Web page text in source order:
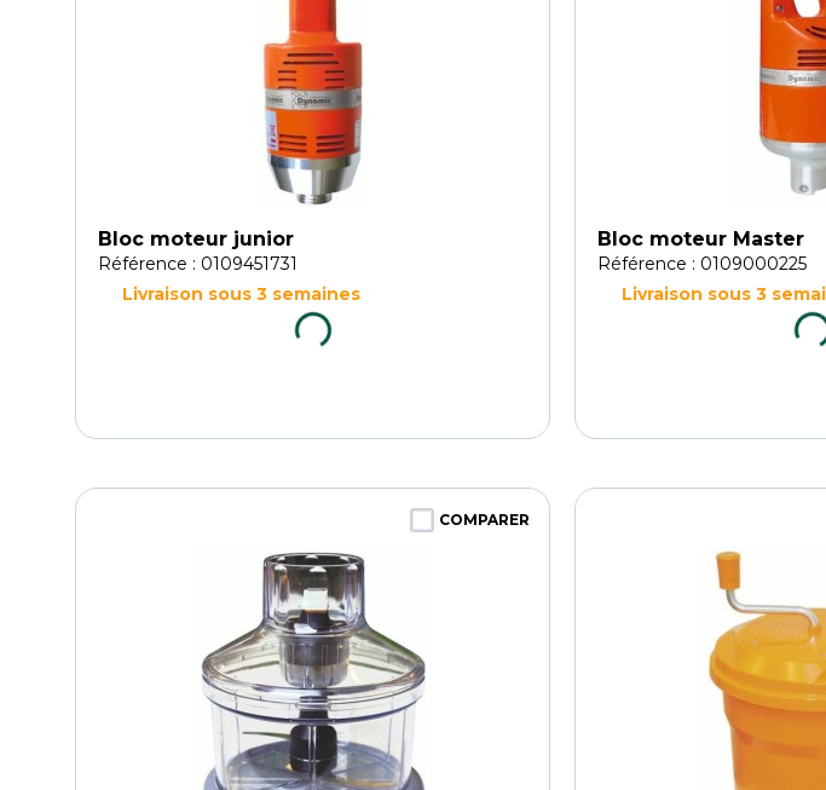
Bloc moteur junior
Référence : 0109451731
Livraison sous 3 semaines
Bloc moteur Master
Référence : 0109000225
Livraison sous 3
COMPARER